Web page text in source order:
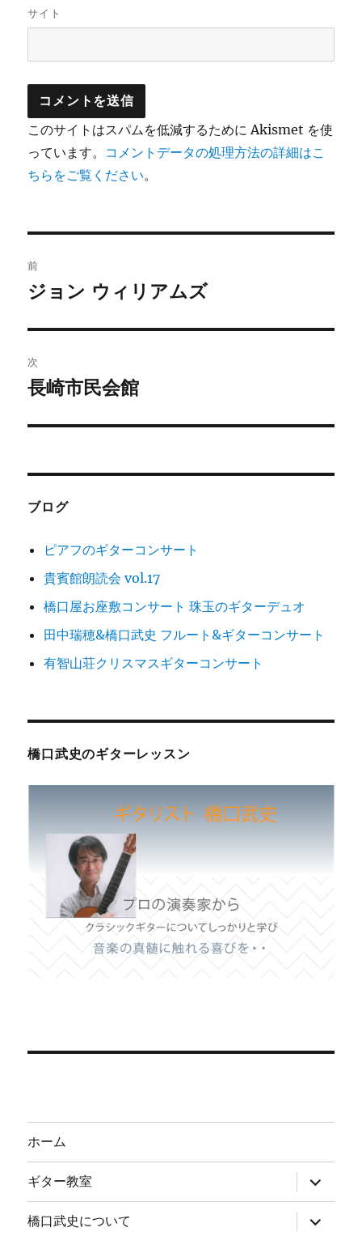
サイト
このサイトはスパムを低減するために Akismet を使
っています。 コメントデータの処理方法の詳細はこ
ちらをご覧ください。
稿
ビ
ゲ
ー
前
前
投
稿:
ジョン ウィリアムズ
次
次
投
長崎市民会館
ブログ
ピアフのギターコンサート
貴賓館朗読会 vol.17
橋口屋お座敷コンサート 珠玉のギターデュオ
田中瑞穂&橋口武史 フルート&ギターコンサート
有智山荘クリスマスギターコンサート
橋口武史のギターレッスン
ホーム
ギター教室
サ
ブ
メ
ニ
ュ
橋口武史について
サ
ブ